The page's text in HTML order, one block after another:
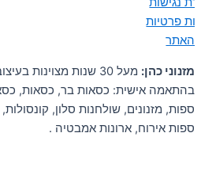
פרטיות
האתר
מזנוני כהן:
מעל 30 שנות מצוינות
בהתאמה אישית: כסאות בר, כסאות,
ספות, מזנונים, שולחנות סלון,
ספות אירוח, ארונות אמבטיה .